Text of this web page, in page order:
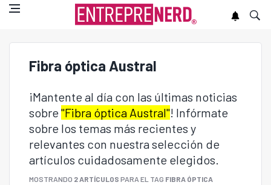
Fibra óptica Austral
¡Mantente al día con las últimas noticias
sobre "Fibra óptica Austral"! Infórmate
sobre los temas más recientes y
relevantes con nuestra selección de
artículos cuidadosamente elegidos.
MOSTRANDO 2 ARTÍCULOS PARA EL TAG FIBRA ÓPTICA